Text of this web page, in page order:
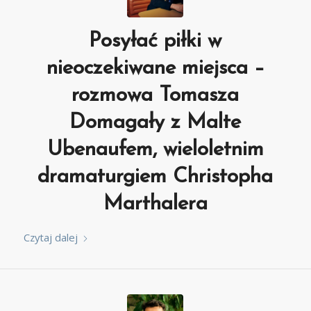
Posyłać piłki w
nieoczekiwane miejsca –
rozmowa Tomasza
Domagały z Malte
Ubenaufem, wieloletnim
dramaturgiem Christopha
Marthalera
Czytaj dalej